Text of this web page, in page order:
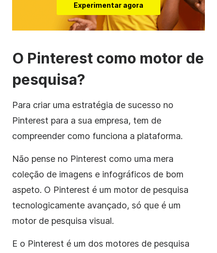
Experimentar agora
O Pinterest como motor de
pesquisa?
Para criar uma estratégia de sucesso no
Pinterest para a sua empresa, tem de
compreender como funciona a plataforma.
Não pense no Pinterest como uma mera
coleção de imagens e infográficos de bom
aspeto. O Pinterest é um motor de pesquisa
tecnologicamente avançado, só que é um
motor de pesquisa visual.
E o Pinterest é um dos motores de pesquisa